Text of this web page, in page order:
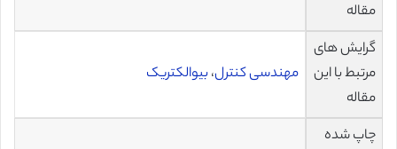
مقاله
گرایش های
مرتبط با این
مقاله
مهندسی کنترل،بیوالکتریک
چاپ شده